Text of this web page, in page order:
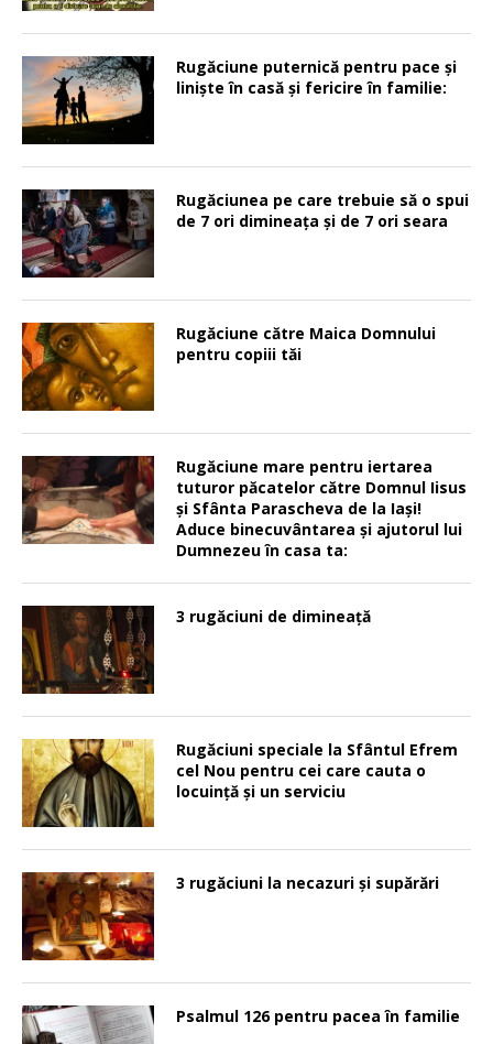
Rugăciune puternică pentru pace şi
linişte în casă şi fericire în familie:
Rugăciunea pe care trebuie să o spui
de 7 ori dimineața și de 7 ori seara
Rugăciune către Maica Domnului
pentru copiii tăi
Rugăciune mare pentru iertarea
tuturor păcatelor către Domnul Iisus
şi Sfânta Parascheva de la Iaşi!
Aduce binecuvântarea şi ajutorul lui
Dumnezeu în casa ta:
3 rugăciuni de dimineață
Rugăciuni speciale la Sfântul Efrem
cel Nou pentru cei care cauta o
locuinţă şi un serviciu
3 rugăciuni la necazuri și supărări
Psalmul 126 pentru pacea în familie